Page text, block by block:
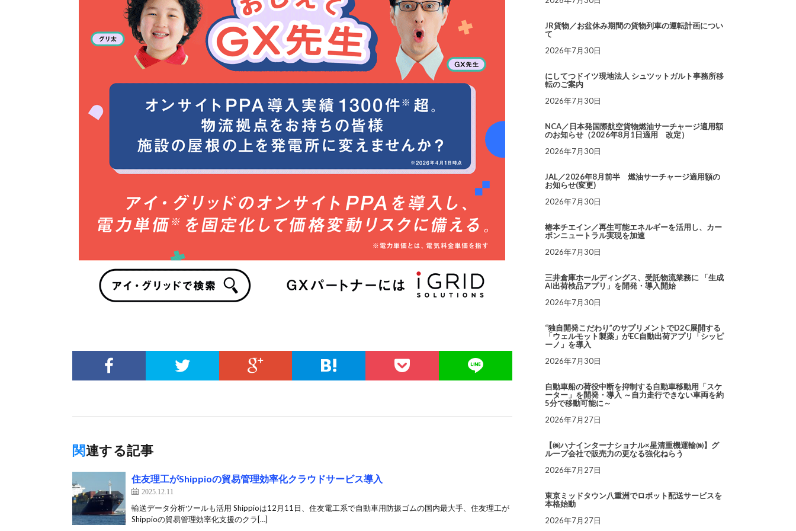
関連する記事
住友理工がShippioの貿易管理効率化クラウドサービス導入
2025.12.11
輸送データ分析ツールも活用 Shippioは12月11日、住友電工系で自動車用防振ゴムの国内最大手、住友理工が
Shippioの貿易管理効率化支援のクラ[…]
JR貨物／お盆休み期間の貨物列車の運転計画につい
て
2026年7月30日
にしてつドイツ現地法人 シュツットガルト事務所移
転のご案内
2026年7月30日
NCA／日本発国際航空貨物燃油サーチャージ適用額
のお知らせ（2026年8月1日適用 改定）
2026年7月30日
JAL／2026年8月前半 燃油サーチャージ適用額の
お知らせ(変更)
2026年7月30日
椿本チエイン／再生可能エネルギーを活用し、カー
ボンニュートラル実現を加速
2026年7月30日
三井倉庫ホールディングス、受託物流業務に 「生成
AI出荷検品アプリ」を開発・導入開始
2026年7月30日
“独自開発こだわり”のサプリメントでD2C展開する
「ウェルモット製薬」がEC自動出荷アプリ「シッピ
ーノ」を導入
2026年7月30日
自動車船の荷役中断を抑制する自動車移動用「スケ
ーター」を開発・導入 ～自力走行できない車両を約
5分で移動可能に～
2026年7月27日
【㈱ハナインターナショナル×星清重機運輸㈱】グ
ループ会社で販売力の更なる強化ねらう
2026年7月27日
東京ミッドタウン八重洲でロボット配送サービスを
本格始動
2026年7月27日